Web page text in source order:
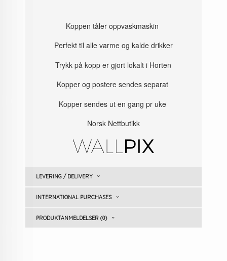
Koppen tåler oppvaskmaskin
Perfekt til alle varme og kalde drikker
Trykk på kopp er gjort lokalt i Horten
Kopper og postere sendes separat
Kopper sendes ut en gang pr uke
Norsk Nettbutikk
LEVERING / DELIVERY
INTERNATIONAL PURCHASES
PRODUKTANMELDELSER (0)